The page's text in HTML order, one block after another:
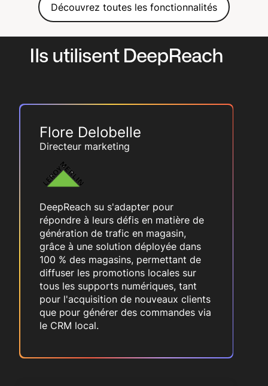
Découvrez toutes les fonctionnalités
Ils utilisent DeepReach
Flore Delobelle
Directeur marketing
DeepReach su s'adapter pour
répondre à leurs défis en matière de
génération de trafic en magasin,
grâce à une solution déployée dans
100 % des magasins, permettant de
diffuser les promotions locales sur
tous les supports numériques, tant
pour l'acquisition de nouveaux clients
que pour générer des commandes via
le CRM local.